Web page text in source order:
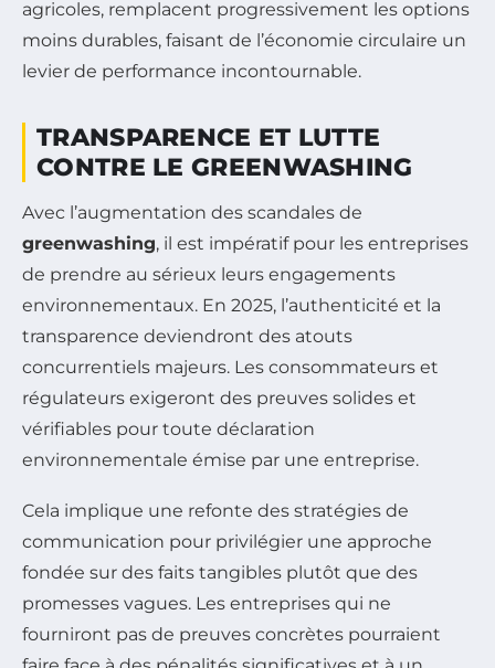
agricoles, remplacent progressivement les options
moins durables, faisant de l’économie circulaire un
levier de performance incontournable.
TRANSPARENCE ET LUTTE
CONTRE LE GREENWASHING
Avec l’augmentation des scandales de
greenwashing, il est impératif pour les entreprises
de prendre au sérieux leurs engagements
environnementaux. En 2025, l’authenticité et la
transparence deviendront des atouts
concurrentiels majeurs. Les consommateurs et
régulateurs exigeront des preuves solides et
vérifiables pour toute déclaration
environnementale émise par une entreprise.
Cela implique une refonte des stratégies de
communication pour privilégier une approche
fondée sur des faits tangibles plutôt que des
promesses vagues. Les entreprises qui ne
fourniront pas de preuves concrètes pourraient